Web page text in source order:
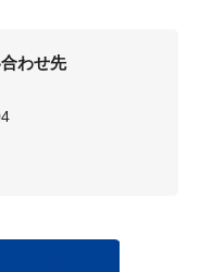
わせ先